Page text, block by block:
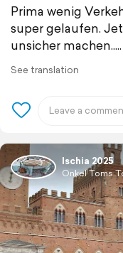
Prima wenig
super gelaufen.
unsicher machen.....
See translation
Ischia 2025
Onkel Toms